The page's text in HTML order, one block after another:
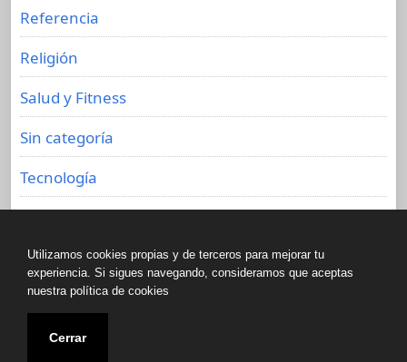
Referencia
Religión
Salud y Fitness
Sin categoría
Tecnología
Copyright © All rights reserved.
Utilizamos cookies propias y de terceros para mejorar tu
experiencia. Si sigues navegando, consideramos que aceptas
nuestra política de cookies
Cerrar